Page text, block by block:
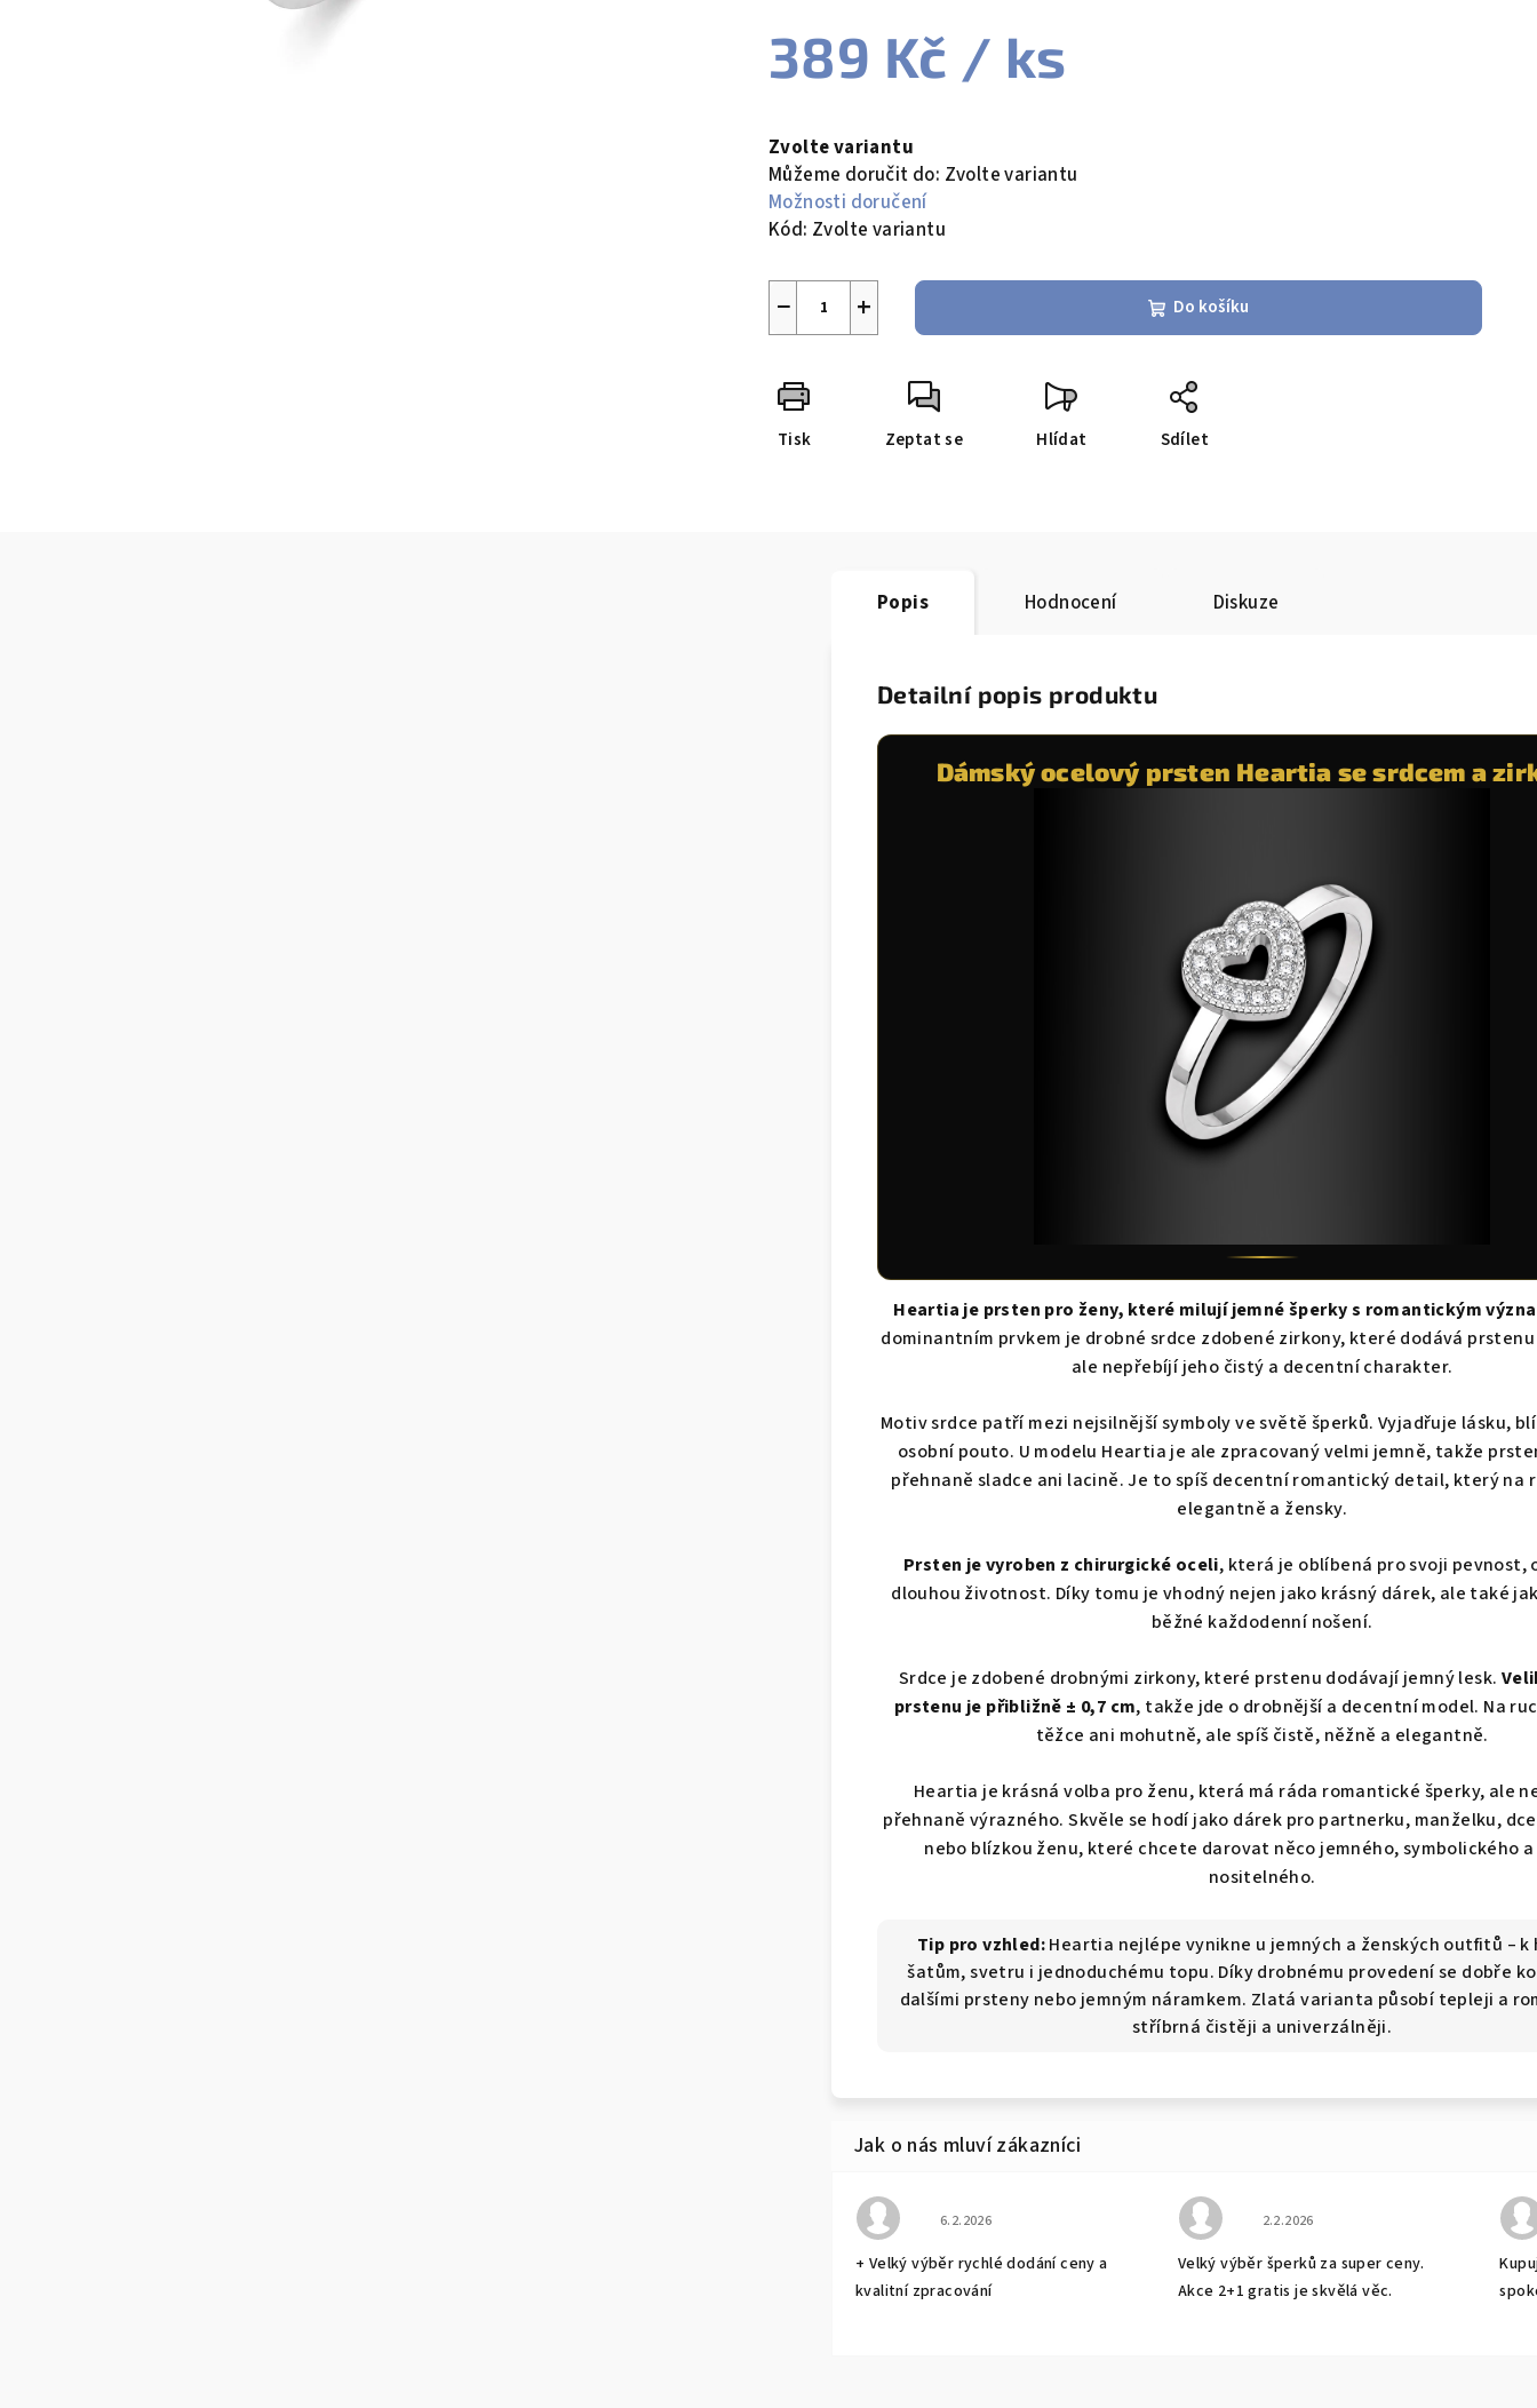
389 Kč / ks
cena:
Zvolte variantu
Můžeme doručit do: Zvolte variantu
Možnosti doručení
Kód: Zvolte variantu
+
− Do košíku
Tisk Zeptat se Hlídat Sdílet
Popis Hodnocení Diskuze
Detailní popis produktu
Dámský ocelový prsten Heartia se srdcem a
Heartia je prsten pro ženy, které milují jemné šperky s romantickým
dominantním prvkem je drobné srdce zdobené zirkony, které dodává
ale nepřebíjí jeho čistý a decentní charakter.
Motiv srdce patří mezi nejsilnější symboly ve světě šperků. Vyjadřuje lásku,
osobní pouto. U modelu Heartia je ale zpracovaný velmi jemně, takže
přehnaně sladce ani lacině. Je to spíš decentní romantický detail, který na
elegantně a žensky.
Prsten je vyroben z chirurgické oceli, která je oblíbená pro svoji pevnost,
dlouhou životnost. Díky tomu je vhodný nejen jako krásný dárek, ale také
běžné každodenní nošení.
Srdce je zdobené drobnými zirkony, které prstenu dodávají jemný lesk.
prstenu je přibližně ± 0,7 cm, takže jde o drobnější a decentní model. Na
těžce ani mohutně, ale spíš čistě, něžně a elegantně.
Heartia je krásná volba pro ženu, která má ráda romantické šperky, ale
přehnaně výrazného. Skvěle se hodí jako dárek pro partnerku, manželku,
nebo blízkou ženu, které chcete darovat něco jemného, symbolického
nositelného.
Tip pro vzhled:Heartia nejlépe vynikne u jemných a ženských outfitů – k
šatům, svetru i jednoduchému topu. Díky drobnému provedení se dobře
dalšími prsteny nebo jemným náramkem. Zlatá varianta působí tepleji a
stříbrná čistěji a univerzálněji.
Hodnocení obchodu je 5 z 5 hvězdiček.
6.2.2026
+ Velký výběr rychlé dodání ceny a
kvalitní zpracování
Hodnocení obchodu je 5 z 5
2.2.2026
Velký výběr šperků za super ceny.
Akce 2+1 gratis je skvělá věc.